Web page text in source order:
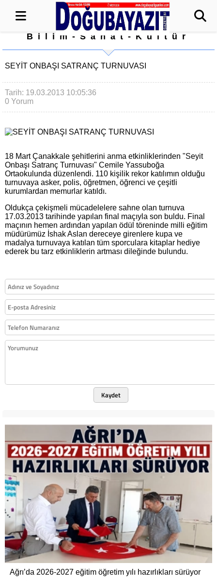
Bilim-Sanat-Kültür
SEYİT ONBAŞI SATRANÇ TURNUVASI
Tarih: 19.03.2013 10:05:36
0 Yorum
18 Mart Çanakkale şehitlerini anma etkinliklerinden "Seyit
Onbaşı Satranç Turnuvası" Cemile Yassuboğa
Ortaokulunda düzenlendi. 110 kişilik rekor katılımın olduğu
turnuvaya asker, polis, öğretmen, öğrenci ve çeşitli
kurumlardan memurlar katıldı.
Oldukça çekişmeli mücadelelere sahne olan turnuva
17.03.2013 tarihinde yapılan final maçıyla son buldu. Final
maçının hemen ardından yapılan ödül töreninde milli eğitim
müdürümüz İshak Aslan dereceye girenlere kupa ve
madalya turnuvaya katılan tüm sporculara kitaplar hediye
ederek bu tarz etkinliklerin artması dileğinde bulundu.
Kaydet
Ağrı’da 2026-2027 eğitim öğretim yılı hazırlıkları sürüyor